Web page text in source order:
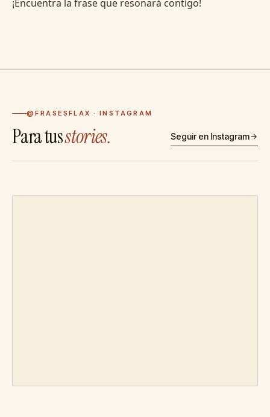
¡Encuentra la frase que resonará contigo!
@FRASESFLAX · INSTAGRAM
Para tusstories. Seguir en Instagram